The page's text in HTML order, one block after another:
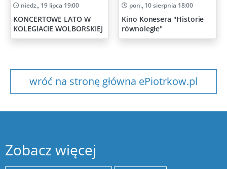
niedz., 19 lipca 19:00
KONCERTOWE LATO W
KOLEGIACIE WOLBORSKIEJ
pon., 10 sierpnia 18:00
Kino Konesera "Historie
równoległe"
wróć na stronę główna ePiotrkow.pl
Zobacz więcej